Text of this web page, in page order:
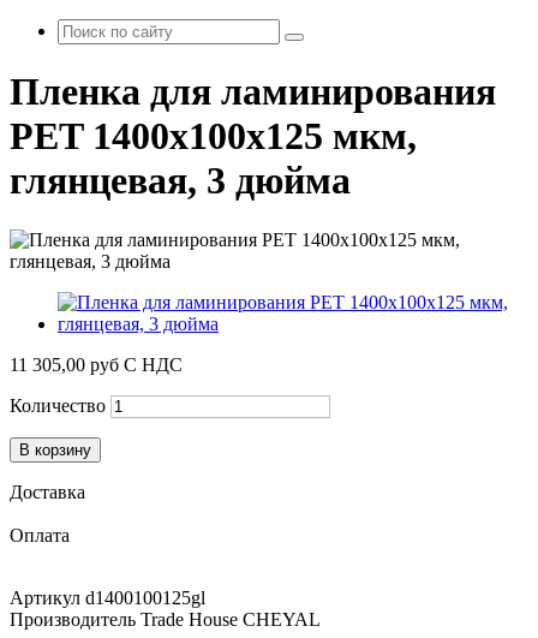
Пленка для ламинирования
PET 1400х100х125 мкм,
глянцевая, 3 дюйма
11 305,00 руб С НДС
Количество
В корзину
Доставка
Оплата
Артикул d1400100125gl
Производитель Trade House CHEYAL